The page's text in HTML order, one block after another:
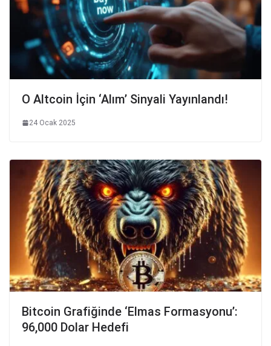
O Altcoin İçin ‘Alım’ Sinyali Yayınlandı!
24 Ocak 2025
Bitcoin Grafiğinde ‘Elmas Formasyonu’:
96,000 Dolar Hedefi